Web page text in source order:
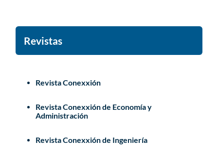
Revistas
Revista Conexxión
Revista Conexxión de Economía y
Administración
Revista Conexxión de Ingeniería